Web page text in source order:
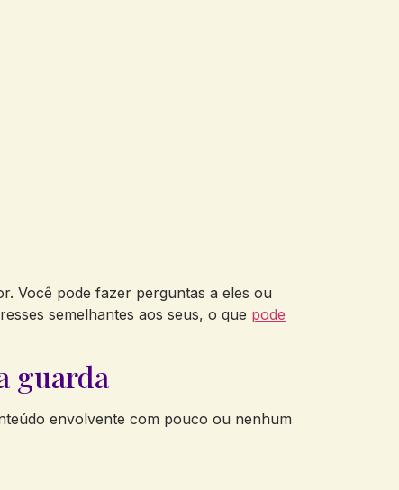
Você pode fazer perguntas a eles ou
semelhantes aos seus, o que pode
guarda
envolvente com pouco ou nenhum